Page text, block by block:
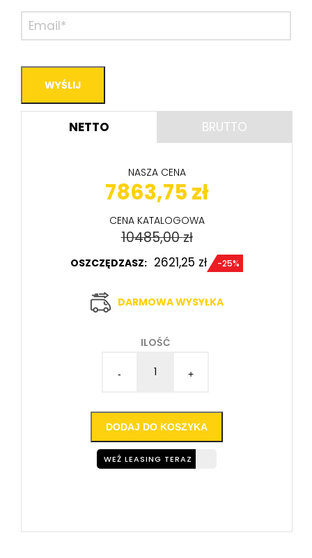
NETTO BRUTTO
NASZA CENA
7863,75zł
CENA KATALOGOWA
10485,00zł
OSZCZĘDZASZ: 2621,25 zł -25%
DARMOWA WYSYŁKA
ILOŚĆ
- +
DODAJ DO KOSZYKA
WEŹ LEASING TERAZ